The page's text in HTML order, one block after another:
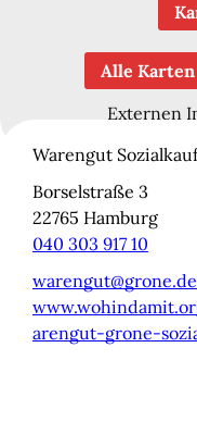
&
BUDGET
&
Alle
Externen
Warengut
Borselstraße 3
22765 Hamburg
040 303 917 10
warengut@grone.de
arengut-grone-